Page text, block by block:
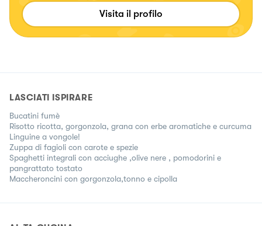
Visita il profilo
LASCIATI ISPIRARE
Bucatini fumè
Risotto ricotta, gorgonzola, grana con erbe aromatiche e curcuma
Linguine a vongole!
Zuppa di fagioli con carote e spezie
Spaghetti integrali con acciughe ,olive nere , pomodorini e
pangrattato tostato
Maccheroncini con gorgonzola,tonno e cipolla